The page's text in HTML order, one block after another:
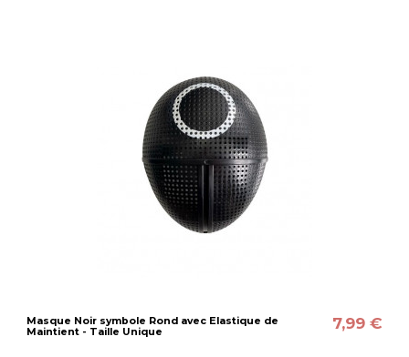
Masque Noir symbole Rond avec Elastique de
Maintient - Taille Unique
7,99 €